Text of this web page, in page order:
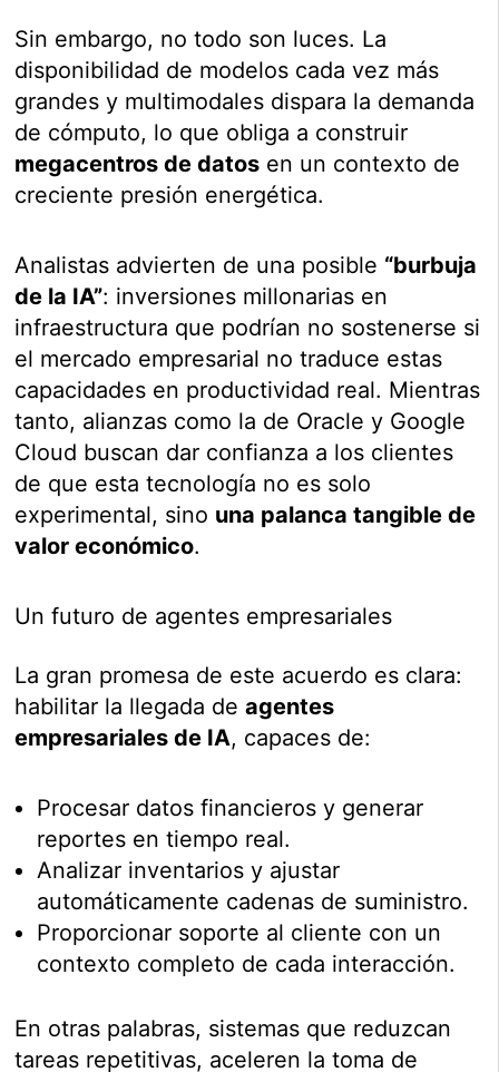
Sin embargo, no todo son luces. La
disponibilidad de modelos cada vez más
grandes y multimodales dispara la demanda
de cómputo, lo que obliga a construir
megacentros de datos en un contexto de
creciente presión energética.
Analistas advierten de una posible “burbuja
de la IA”: inversiones millonarias en
infraestructura que podrían no sostenerse si
el mercado empresarial no traduce estas
capacidades en productividad real. Mientras
tanto, alianzas como la de Oracle y Google
Cloud buscan dar confianza a los clientes
de que esta tecnología no es solo
experimental, sino una palanca tangible de
valor económico.
Un futuro de agentes empresariales
La gran promesa de este acuerdo es clara:
habilitar la llegada deagentes
empresariales de IA, capaces de:
Procesar datos financieros y generar
reportes en tiempo real.
Analizar inventarios y ajustar
automáticamente cadenas de suministro.
Proporcionar soporte al cliente con un
contexto completo de cada interacción.
En otras palabras, sistemas que reduzcan
tareas repetitivas, aceleren la toma de